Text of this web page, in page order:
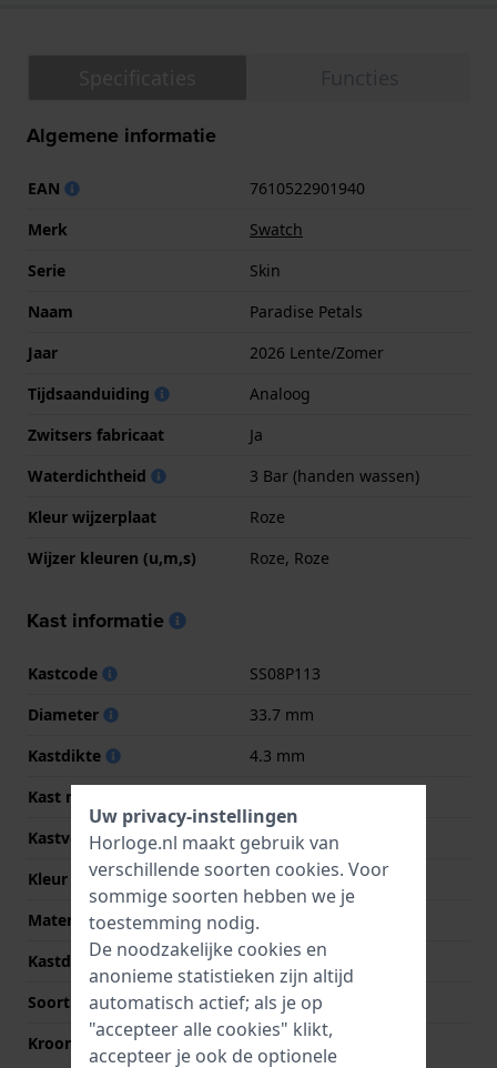
Algemene informatie
EAN
7610522901940
Merk
Swatch
Serie
Skin
Naam
Paradise Petals
Jaar
2026 Lente/Zomer
Tijdsaanduiding
Analoog
Zwitsers fabricaat
Ja
Waterdichtheid
3 Bar (handen wassen)
Kleur wijzerplaat
Roze
Wijzer kleuren (u,m,s)
Roze, Roze
Kast informatie
Kastcode
SS08P113
Diameter
33.7 mm
Kastdikte
4.3 mm
Kast materiaal
Kastvorm
Rond
Kleur kast
Roze
Materiaal kastdeksel
Bio-plastic
Kastdeksel
Kast met batterijklep
Soort glas
Acryl
Kroon
Uw privacy-instellingen
Horloge.nl maakt gebruik van
verschillende soorten cookies. Voor
sommige soorten hebben we je
toestemming nodig.
De noodzakelijke cookies en
anonieme statistieken zijn altijd
automatisch actief; als je op
"accepteer alle cookies" klikt,
accepteer je ook de optionele